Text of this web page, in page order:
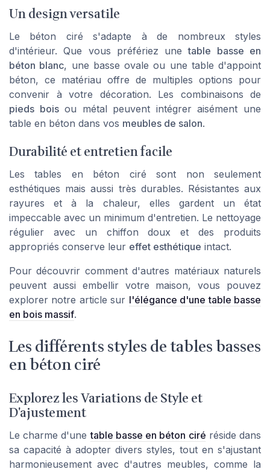
Un design versatile
Le béton ciré s'adapte à de nombreux styles
d'intérieur. Que vous préfériez unetable basse en
béton blanc, une basse ovale ou une table d'appoint
béton, ce matériau offre de multiples options pour
convenir à votre décoration. Les combinaisons de
pieds boisou métal peuvent intégrer aisément une
table en béton dans vos meubles de salon.
Durabilité et entretien facile
Les tables en béton ciré sont non seulement
esthétiques mais aussi très durables. Résistantes aux
rayures et à la chaleur, elles gardent un état
impeccable avec un minimum d'entretien. Le nettoyage
régulier avec un chiffon doux et des produits
appropriés conserve leur effet esthétique intact.
Pour découvrir comment d'autres matériaux naturels
peuvent aussi embellir votre maison, vous pouvez
explorer notre article sur l'élégance d'une table basse
en bois massif.
Les différents styles de tables basses
en béton ciré
Explorez les Variations de Style et
D'ajustement
Le charme d'unetable basse en béton ciré réside dans
sa capacité à adopter divers styles, tout en s'ajustant
harmonieusement avec d'autres meubles, comme la